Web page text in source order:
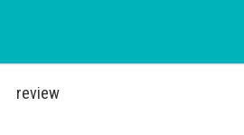
review